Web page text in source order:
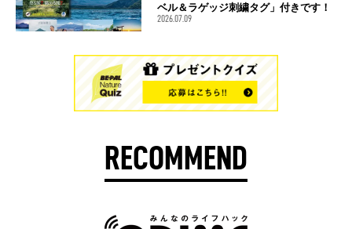
ベル＆ラゲッジ刺繍タグ」付きです！
2026.07.09
RECOMMEND